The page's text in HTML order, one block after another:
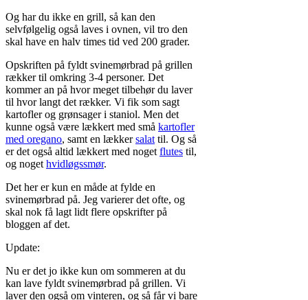
Og har du ikke en grill, så kan den
selvfølgelig også laves i ovnen, vil tro den
skal have en halv times tid ved 200 grader.
Opskriften på fyldt svinemørbrad på grillen
rækker til omkring 3-4 personer. Det
kommer an på hvor meget tilbehør du laver
til hvor langt det rækker. Vi fik som sagt
kartofler og grønsager i staniol. Men det
kunne også være lækkert med små kartofler
med oregano, samt en lækkersalat til. Og så
er det også altid lækkert med noget flutes til,
og noget hvidløgssmør.
Det her er kun en måde at fylde en
svinemørbrad på. Jeg varierer det ofte, og
skal nok få lagt lidt flere opskrifter på
bloggen af det.
Update:
Nu er det jo ikke kun om sommeren at du
kan lave fyldt svinemørbrad på grillen. Vi
laver den også om vinteren, og så får vi bare